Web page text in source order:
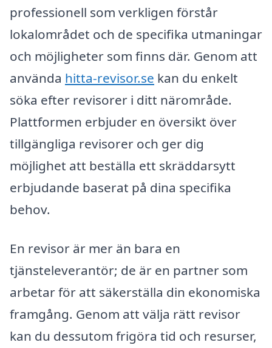
professionell som verkligen förstår
lokalområdet och de specifika utmaningar
och möjligheter som finns där. Genom att
använda hitta-revisor.se kan du enkelt
söka efter revisorer i ditt närområde.
Plattformen erbjuder en översikt över
tillgängliga revisorer och ger dig
möjlighet att beställa ett skräddarsytt
erbjudande baserat på dina specifika
behov.
En revisor är mer än bara en
tjänsteleverantör; de är en partner som
arbetar för att säkerställa din ekonomiska
framgång. Genom att välja rätt revisor
kan du dessutom frigöra tid och resurser,